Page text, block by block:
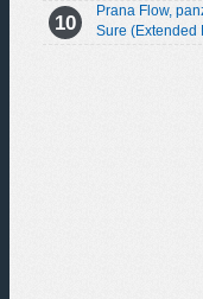
Prana Flow,
Sure (Extended